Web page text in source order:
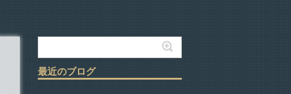
最近のブログ